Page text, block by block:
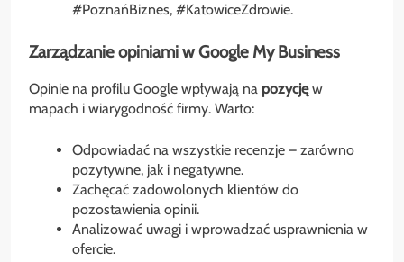
#PoznańBiznes, #KatowiceZdrowie.
Zarządzanie opiniami w Google My Business
Opinie na profilu Google wpływają na pozycjęw
mapach i wiarygodność firmy. Warto:
Odpowiadać na wszystkie recenzje – zarówno
pozytywne, jak i negatywne.
Zachęcać zadowolonych klientów do
pozostawienia opinii.
Analizować uwagi i wprowadzać usprawnienia w
ofercie.